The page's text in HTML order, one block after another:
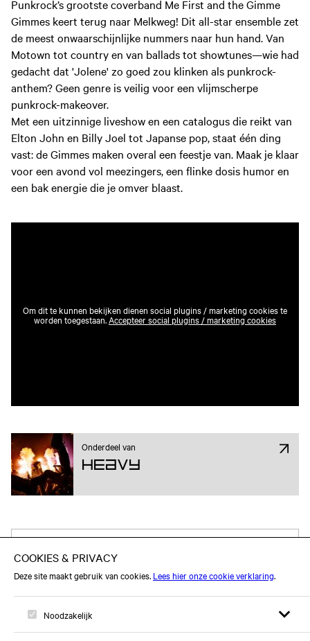
Punkrock’s grootste coverband Me First and the Gimme
Gimmes keert terug naar Melkweg! Dit all-star ensemble zet
de meest onwaarschijnlijke nummers naar hun hand. Van
Motown tot country en van ballads tot showtunes—wie had
gedacht dat 'Jolene' zo goed zou klinken als punkrock-
anthem? Geen genre is veilig voor een vlijmscherpe
punkrock-makeover.
Met een uitzinnige liveshow en een catalogus die reikt van
Elton John en Billy Joel tot Japanse pop, staat één ding
vast: de Gimmes maken overal een feestje van. Maak je klaar
voor een avond vol meezingers, een flinke dosis humor en
een bak energie die je omver blaast.
Om dit te kunnen bekijken dienen social plugins / marketing cookies te
worden toegestaan. Accepteer social plugins / marketing cookies
Onderdeel van
Heavy